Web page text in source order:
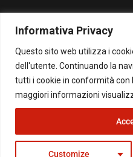
Informativa Privacy
Questo sito web utilizza i
dell'utente. Continuando la
tutti i cookie in conformità con
maggiori informazioni
Customize
Per
© Copyright 2026 - Il Blog di Beppe